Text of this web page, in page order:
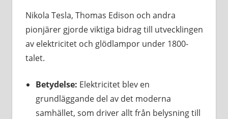
Nikola Tesla, Thomas Edison och andra
pionjärer gjorde viktiga bidrag till utvecklingen
av elektricitet och glödlampor under 1800-
talet.
Betydelse: Elektricitet blev en
grundläggande del av det moderna
samhället, som driver allt från belysning till